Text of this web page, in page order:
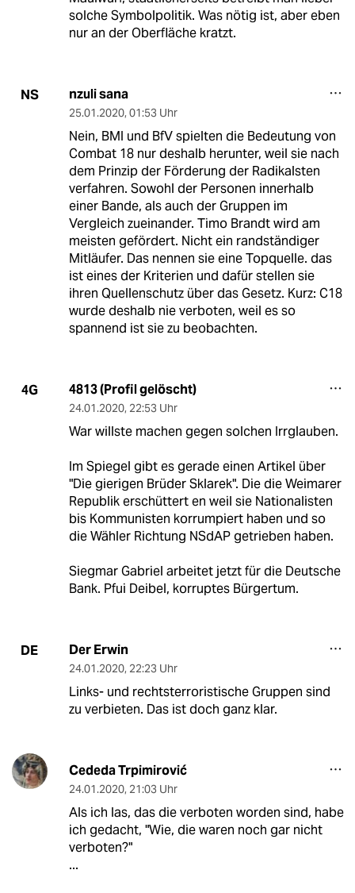
solche Symbolpolitik. Was nötig ist, aber eben
nur an der Oberfläche kratzt.
NS nzuli sana
25.01.2020, 01:53 Uhr
Nein, BMI und BfV spielten die Bedeutung von
Combat 18 nur deshalb herunter, weil sie nach
dem Prinzip der Förderung der Radikalsten
verfahren. Sowohl der Personen innerhalb
einer Bande, als auch der Gruppen im
Vergleich zueinander. Timo Brandt wird am
meisten gefördert. Nicht ein randständiger
Mitläufer. Das nennen sie eine Topquelle. das
ist eines der Kriterien und dafür stellen sie
ihren Quellenschutz über das Gesetz. Kurz: C18
wurde deshalb nie verboten, weil es so
spannend ist sie zu beobachten.
4G 4813 (Profil gelöscht)
24.01.2020, 22:53 Uhr
War willste machen gegen solchen Irrglauben.
Im Spiegel gibt es gerade einen Artikel über
"Die gierigen Brüder Sklarek". Die die Weimarer
Republik erschüttert en weil sie Nationalisten
bis Kommunisten korrumpiert haben und so
die Wähler Richtung NSdAP getrieben haben.
Siegmar Gabriel arbeitet jetzt für die Deutsche
Bank. Pfui Deibel, korruptes Bürgertum.
DE Der Erwin
24.01.2020, 22:23 Uhr
Links- und rechtsterroristische Gruppen sind
zu verbieten. Das ist doch ganz klar.
Cededa Trpimirović
24.01.2020, 21:03 Uhr
Als ich las, das die verboten worden sind, habe
ich gedacht, "Wie, die waren noch gar nicht
verboten?"
...